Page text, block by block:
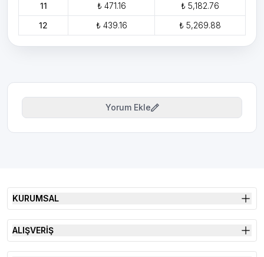
11
₺ 471.16
₺ 5,182.76
12
₺ 439.16 ₺ 5,269.88
Yorum Ekle
KURUMSAL
ALIŞVERİŞ